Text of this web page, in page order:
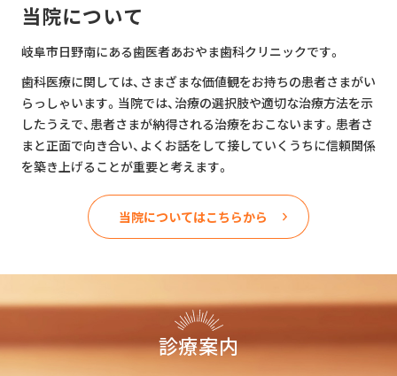
当院について
岐阜市日野南にある歯医者あおやま歯科クリニックです。
歯科医療に関しては、さまざまな価値観をお持ちの患者さまがい
らっしゃいます。当院では、治療の選択肢や適切な治療方法を示
したうえで、患者さまが納得される治療をおこないます。患者さ
まと正面で向き合い、よくお話をして接していくうちに信頼関係
を築き上げることが重要と考えます。
当院についてはこちらから
診療案内